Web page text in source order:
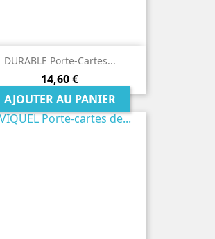
DURABLE Porte-Cartes...
Prix
14,60 €
AJOUTER AU PANIER